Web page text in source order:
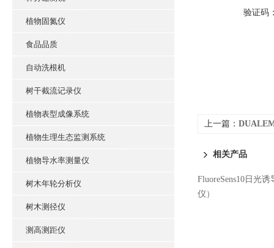
植物固氮仪
食品品质
自动洗根机
树干截流记录仪
植物表型成像系统
植物生理生态监测系统
植物导水率测量仪
树木年轮分析仪
树木测径仪
测高测距仪
验证码
上一篇：
相关产品
FluoreSens10日光
仪）